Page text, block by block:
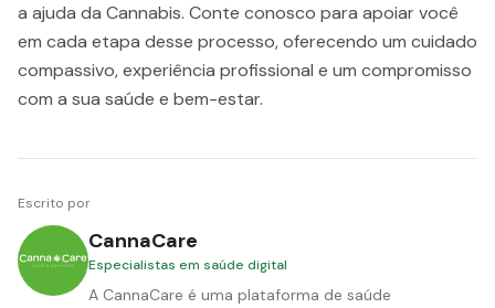
a ajuda da Cannabis. Conte conosco para apoiar você
em cada etapa desse processo, oferecendo um cuidado
compassivo, experiência profissional e um compromisso
com a sua saúde e bem-estar.
Escrito por
CannaCare
Especialistas em saúde digital
A CannaCare é uma plataforma de saúde